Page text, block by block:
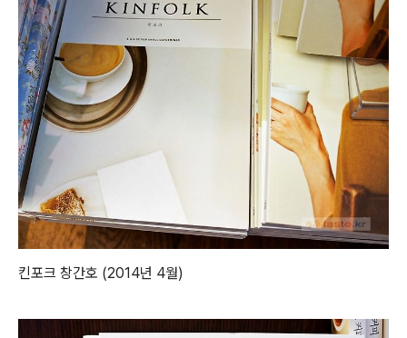
킨포크 창간호 (2014년 4월)